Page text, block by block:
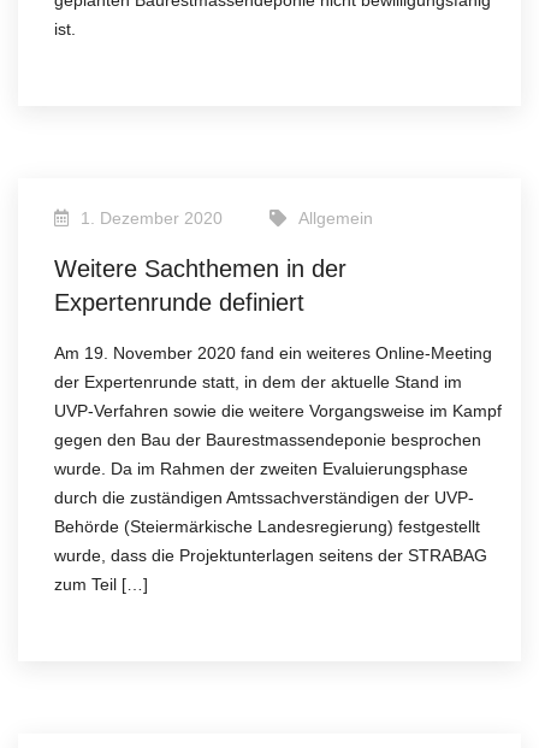
ist.
1. Dezember 2020 Allgemein
Weitere Sachthemen in der
Expertenrunde definiert
Am 19. November 2020 fand ein weiteres Online-Meeting
der Expertenrunde statt, in dem der aktuelle Stand im
UVP-Verfahren sowie die weitere Vorgangsweise im Kampf
gegen den Bau der Baurestmassendeponie besprochen
wurde. Da im Rahmen der zweiten Evaluierungsphase
durch die zuständigen Amtssachverständigen der UVP-
Behörde (Steiermärkische Landesregierung) festgestellt
wurde, dass die Projektunterlagen seitens der STRABAG
zum Teil […]